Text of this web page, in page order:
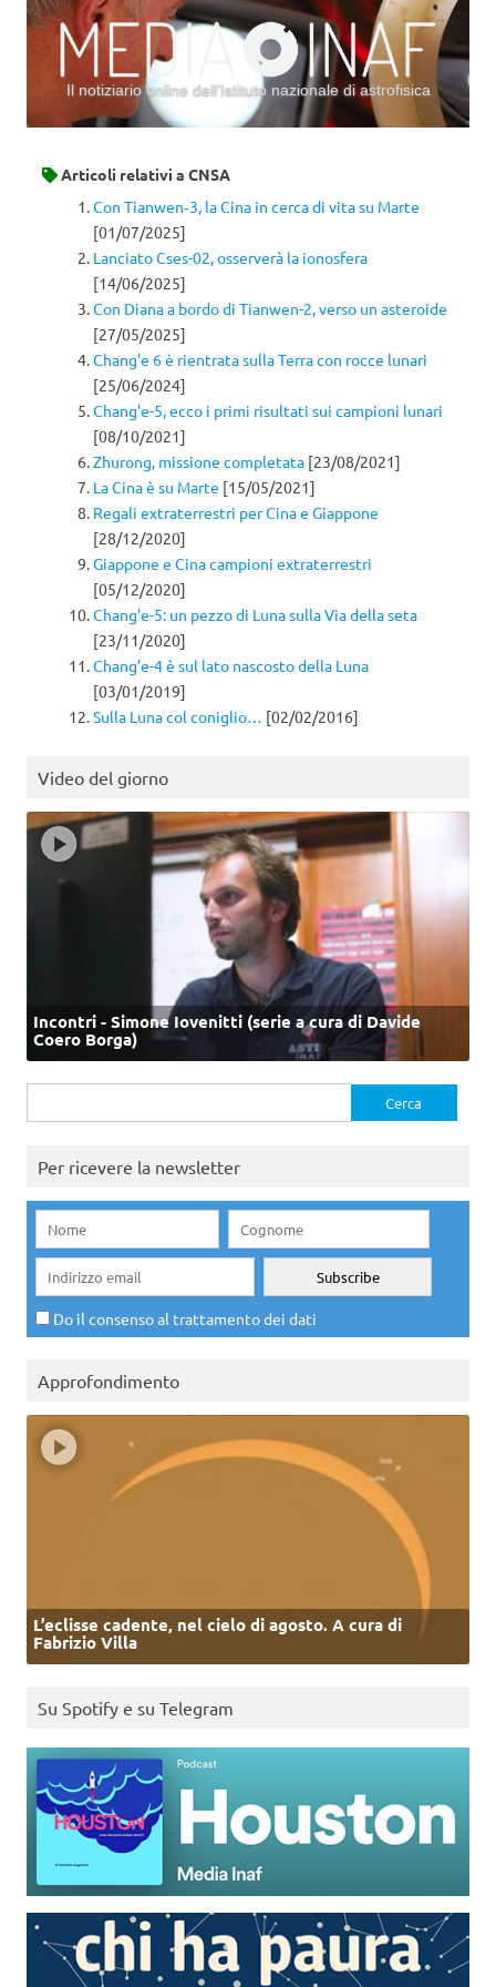
Il notiziario online dell’Istituto nazionale di astrofisica
Articoli relativi a CNSA
Con Tianwen‑3, la Cina in cerca di vita su Marte
[01/07/2025]
Lanciato Cses-02, osserverà la ionosfera
[14/06/2025]
Con Diana a bordo di Tianwen-2, verso un asteroide
[27/05/2025]
Chang’e 6 è rientrata sulla Terra con rocce lunari
[25/06/2024]
Chang’e-5, ecco i primi risultati sui campioni lunari
[08/10/2021]
Zhurong, missione completata [23/08/2021]
La Cina è su Marte [15/05/2021]
Regali extraterrestri per Cina e Giappone
[28/12/2020]
Giappone e Cina campioni extraterrestri
[05/12/2020]
Chang’e-5: un pezzo di Luna sulla Via della seta
[23/11/2020]
Chang’e-4 è sul lato nascosto della Luna
[03/01/2019]
Sulla Luna col coniglio… [02/02/2016]
Video del giorno
Incontri - Simone Iovenitti (serie a cura di Davide
Coero Borga)
per:
Per ricevere la newsletter
Do il consenso al trattamento dei dati
Approfondimento
L’eclisse cadente, nel cielo di agosto. A cura di
Fabrizio Villa
Su Spotify e su Telegram